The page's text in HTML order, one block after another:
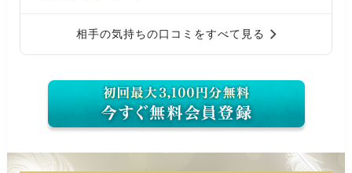
相手の気持ちの口コミをすべて見る